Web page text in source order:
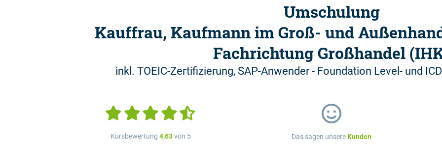
Umschulung
Kauffrau, Kaufmann im Groß- und
Fachrichtung Großhandel
inkl. TOEIC-Zertifizierung, SAP-Anwender - Foundation Level- und
Kursbewertung 4,63von 5 Das sagen unsereKunden